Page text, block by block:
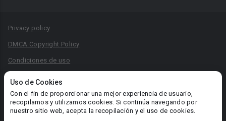
Uso de Cookies
Con el fin de proporcionar una mejor experiencia de usuario,
recopilamos y utilizamos cookies. Si continúa navegando por
nuestro sitio web, acepta la recopilación y el uso de cookies.
Privacy policy
DMCA Copyright Policy
Condiciones de uso
Reglas para la publicación de libros
Área RR.PP.: pr@booknet.com